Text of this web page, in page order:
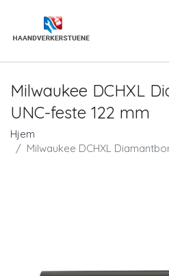
Milwaukee DCHXL
UNC-feste 122 mm
Hjem
Milwaukee DCHXL